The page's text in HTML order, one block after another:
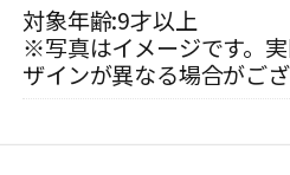
対象年齢:9才以上
※写真はイメージです。
ザインが異なる場合がござ